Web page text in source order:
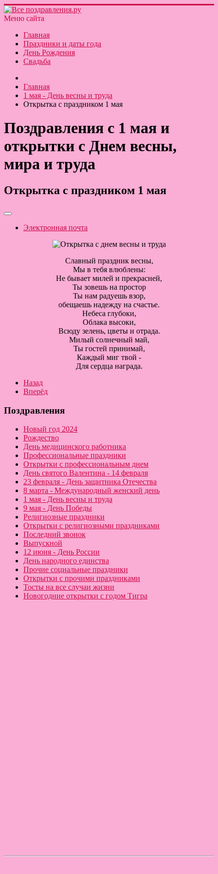
Меню сайта
Главная
Праздники и даты года
День Рождения
Свадьба
Главная
1 мая - День весны и труда
Открытка с праздником 1 мая
Поздравления с 1 мая и
открытки с Днем весны,
мира и труда
Открытка с праздником 1 мая
Электронная почта
Славный праздник весны,
Мы в тебя влюблены:
Не бывает милей и прекрасней,
Ты зовешь на простор
Ты нам радуешь взор,
обещаешь надежду на счастье.
Небеса глубоки,
Облака высоки,
Всюду зелень, цветы и отрада.
Милый солнечный май,
Ты гостей принимай,
Каждый миг твой -
Для сердца награда.
Назад
Вперёд
Поздравления
Новый год 2024
Рождество
День медицинского работника
Профессиональные праздники
Открытки с профессиональным днем
День святого Валентина - 14 февраля
23 февраля - День защитника Отечества
8 марта - Международный женский день
1 мая - День весны и труда
9 мая - День Победы
Религиозные праздники
Открытки с религиозными праздниками
Последний звонок
Выпускной
12 июня - День России
День народного единства
Прочие социальные праздники
Открытки с прочими праздниками
Тосты на все случаи жизни
Новогодние открытки с годом Тигра